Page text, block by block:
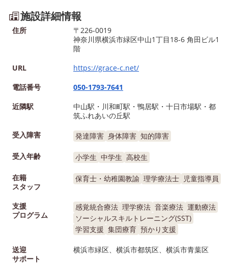
施設詳細情報
住所
〒226-0019
神奈川県横浜市緑区中山1丁目18-6 角田ビル1
階
URL
https://grace-c.net/
電話番号
050-1793-7641
近隣駅
中山駅・川和町駅・鴨居駅・十日市場駅・都
筑ふれあいの丘駅
受入障害
発達障害 身体障害 知的障害
受入年齢 小学生 中学生 高校生
在籍
スタッフ
保育士・幼稚園教諭 理学療法士 児童指導員
支援
プログラム
感覚統合療法 理学療法 音楽療法 運動療法
ソーシャルスキルトレーニング(SST)
学習支援 集団療育 預かり支援
送迎
サポート
横浜市緑区、横浜市都筑区、横浜市青葉区